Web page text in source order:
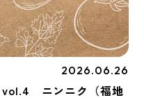
2026.06.26
ニンニク（福地